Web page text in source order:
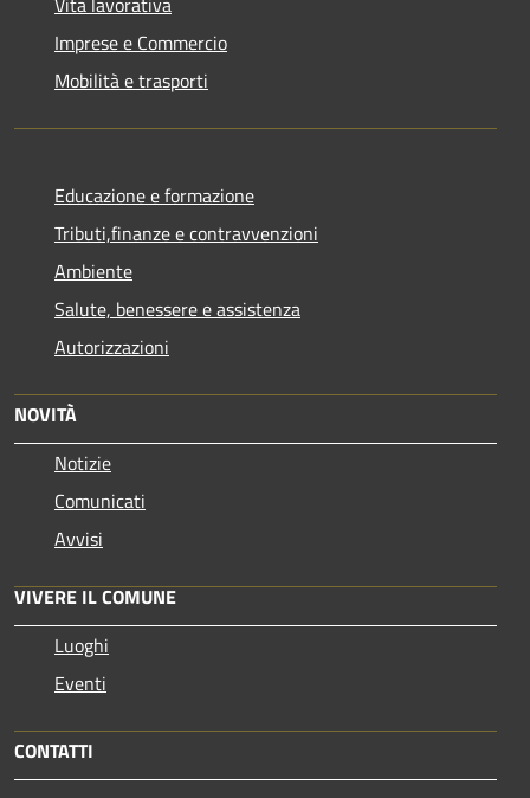
Imprese e Commercio
Mobilità e trasporti
Educazione e formazione
Tributi,finanze e contravvenzioni
Ambiente
Salute, benessere e assistenza
Autorizzazioni
NOVITÀ
Notizie
Comunicati
Avvisi
VIVERE IL COMUNE
Luoghi
Eventi
CONTATTI